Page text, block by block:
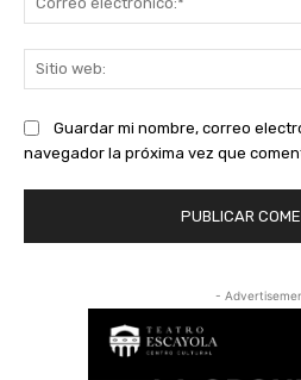
Guardar mi nombre, correo
navegador la próxima vez que
-